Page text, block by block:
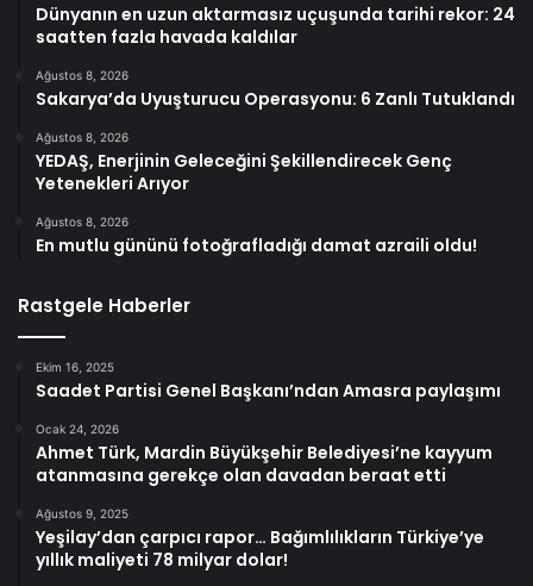
Dünyanın en uzun aktarmasız uçuşunda tarihi rekor: 24
saatten fazla havada kaldılar
Ağustos 8, 2026
Sakarya’da Uyuşturucu Operasyonu: 6 Zanlı Tutuklandı
Ağustos 8, 2026
YEDAŞ, Enerjinin Geleceğini Şekillendirecek Genç
Yetenekleri Arıyor
Ağustos 8, 2026
En mutlu gününü fotoğrafladığı damat azraili oldu!
Rastgele Haberler
Ekim 16, 2025
Saadet Partisi Genel Başkanı’ndan Amasra paylaşımı
Ocak 24, 2026
Ahmet Türk, Mardin Büyükşehir Belediyesi’ne kayyum
atanmasına gerekçe olan davadan beraat etti
Ağustos 9, 2025
Yeşilay’dan çarpıcı rapor… Bağımlılıkların Türkiye’ye
yıllık maliyeti 78 milyar dolar!